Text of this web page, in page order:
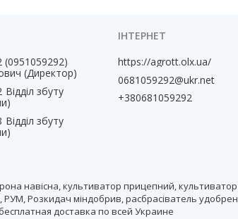
0951059292
(Директор)
Відділ збуту
Відділ збуту
https://agrott.olx.ua/
0681059292@ukr.net
+380681059292
навісна, культиватор прицепний,
Розкидач міндобрив, расбрасіватель
доставка по всей Украине